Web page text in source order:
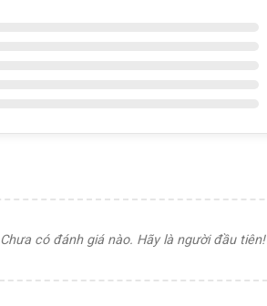
Chưa có đánh giá nào. Hãy là người đầu tiên!